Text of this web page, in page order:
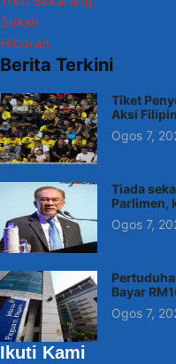
Sukan
Hiburan
Berita Terkini
Tiket
Aksi
Ogos 7,
Tiada
Parlimen,
Ogos 7,
Bayar
Ogos 7,
Ikuti Kami